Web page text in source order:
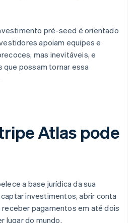
pré-seed é orientado
apoiam equipes e
mas inevitáveis, e
que possam tornar essa
Atlas pode
a base jurídica da sua
investimentos, abrir conta
receber pagamentos em até dois
lugar do mundo.